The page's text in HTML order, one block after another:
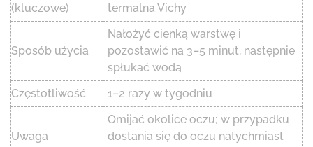
(kluczowe)
termalna Vichy
Sposób użycia
Nałożyć cienką warstwę i
pozostawić na 3–5 minut, następnie
spłukać wodą
Częstotliwość
1–2 razy w tygodniu
Uwaga
Omijać okolice oczu; w przypadku
dostania się do oczu natychmiast